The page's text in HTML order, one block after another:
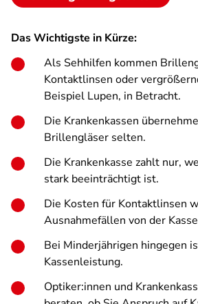
Das Wichtigste in Kürze:
Als Sehhilfen kommen
Kontaktlinsen oder
Beispiel Lupen, in Betracht.
Die Krankenkassen
Brillengläser selten.
Die Krankenkasse zahlt nur,
stark beeinträchtigt ist.
Die Kosten für Kontaktlinsen
Ausnahmefällen von der
Bei Minderjährigen hingegen
Kassenleistung.
Optiker:innen und